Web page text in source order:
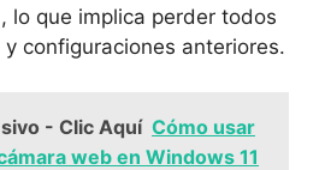
lo que implica perder todos
configuraciones anteriores.
- Clic Aquí Cómo usar
web en Windows 11